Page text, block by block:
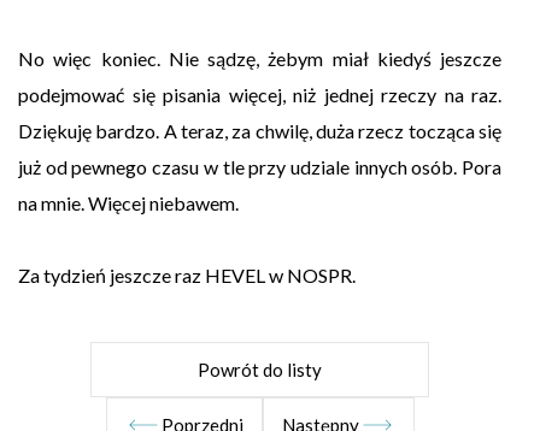
No więc koniec. Nie sądzę, żebym miał kiedyś jeszcze
podejmować się pisania więcej, niż jednej rzeczy na raz.
Dziękuję bardzo. A teraz, za chwilę, duża rzecz tocząca się
już od pewnego czasu w tle przy udziale innych osób. Pora
na mnie. Więcej niebawem.
Za tydzień jeszcze raz HEVEL w NOSPR.
Poprzedni
Powrót do listy
Następny